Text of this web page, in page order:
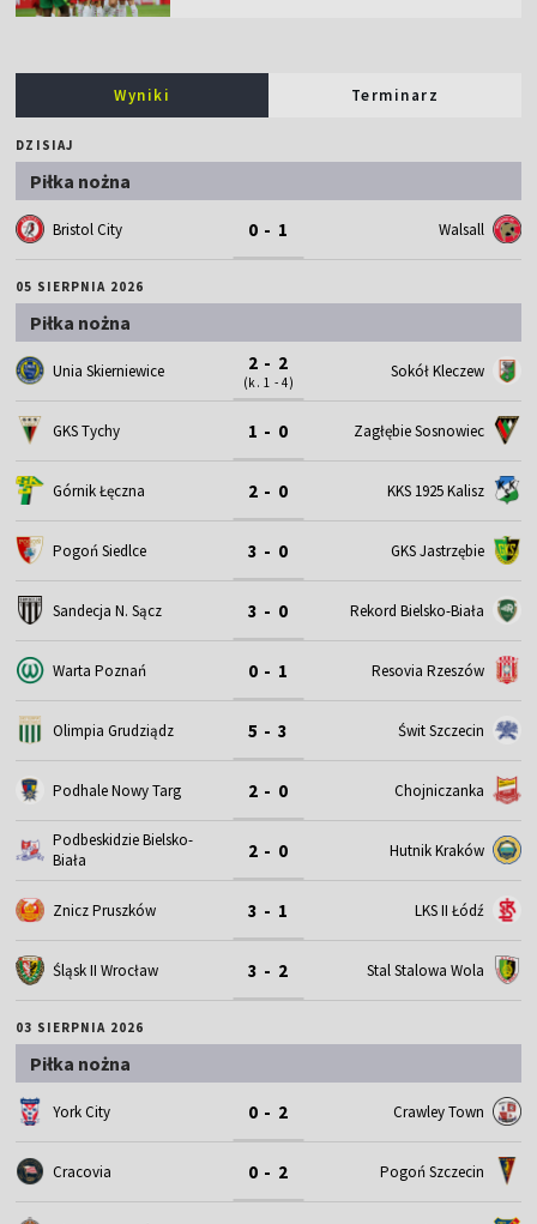
Wyniki Terminarz
DZISIAJ
Piłka nożna
Bristol City 0 - 1 Walsall
05 SIERPNIA 2026
Piłka nożna
Unia Skierniewice 2 - 2
(k. 1 - 4)
Sokół Kleczew
GKS Tychy 1 - 0 Zagłębie Sosnowiec
Górnik Łęczna 2 - 0 KKS 1925 Kalisz
Pogoń Siedlce 3 - 0 GKS Jastrzębie
Sandecja N. Sącz 3 - 0 Rekord Bielsko-Biała
Warta Poznań 0 - 1 Resovia Rzeszów
Olimpia Grudziądz 5 - 3 Świt Szczecin
Podhale Nowy Targ 2 - 0 Chojniczanka
Podbeskidzie Bielsko-
Biała
2 - 0 Hutnik Kraków
Znicz Pruszków 3 - 1 LKS II Łódź
Śląsk II Wrocław 3 - 2 Stal Stalowa Wola
03 SIERPNIA 2026
Piłka nożna
York City 0 - 2 Crawley Town
Cracovia 0 - 2 Pogoń Szczecin